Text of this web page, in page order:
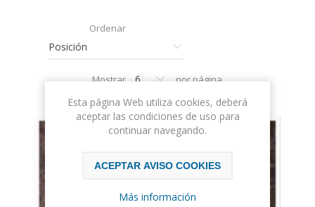
Ordenar
Mostrar por página
Esta página Web utiliza cookies, deberá
aceptar las condiciones de uso para
continuar navegando.
ACEPTAR AVISO COOKIES
Más información